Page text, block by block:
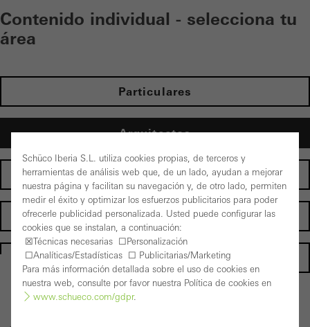
Contenido individual - selecciona tu
área
Particulares
Arquitectos
Fabricantes
Inversores
Homepage
Volver a los productos
Schüco Iberia S.L. utiliza cookies propias, de terceros y
herramientas de análisis web que, de un lado, ayudan a mejorar
nuestra página y facilitan su navegación y, de otro lado, permiten
medir el éxito y optimizar los esfuerzos publicitarios para poder
ofrecerle publicidad personalizada. Usted puede configurar las
cookies que se instalan, a continuación:
☒Técnicas necesarias ☐Personalización
☐Analíticas/Estadísticas ☐ Publicitarias/Marketing
Para más información detallada sobre el uso de cookies en
nuestra web, consulte por favor nuestra Política de cookies en
www.schueco.com/gdpr.